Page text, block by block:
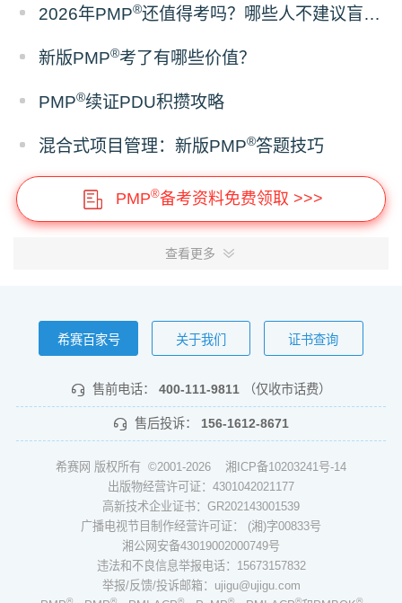
2026年PMP®还值得考吗？哪些人不建议盲目报考
新版PMP®考了有哪些价值？
PMP®续证PDU积攒攻略
混合式项目管理：新版PMP®答题技巧
PMP®备考资料免费领取 >>>
查看更多
希赛百家号 关于我们 证书查询
售前电话： 400-111-9811 （仅收市话费）
售后投诉： 156-1612-8671
希赛网 版权所有 ©2001-2026 湘ICP备10203241号-14
出版物经营许可证：4301042021177
高新技术企业证书：GR202143001539
广播电视节目制作经营许可证： (湘)字00833号
湘公网安备43019002000749号
违法和不良信息举报电话：15673157832
举报/反馈/投诉邮箱：ujigu@ujigu.com
® ® ® ® ® ®